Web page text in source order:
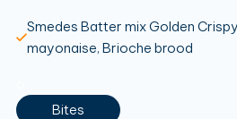
Smedes Batter mix Golden
mayonaise, Brioche brood
Bites